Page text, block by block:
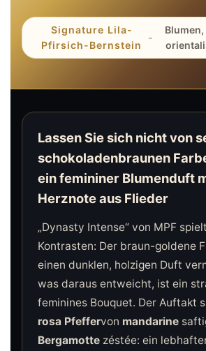
Signature Lila-
Pfirsich-Bernstein
-
Lassen Sie sich nicht von
schokoladenbraunen
ein femininer Blumenduft
Herznote aus Flieder
„Dynasty Intense“ von MPF
Kontrasten: Der braun-goldene
einen dunklen, holzigen Duft
was daraus entweicht, ist ein
feminines Bouquet. Der Auftakt
rosa Pfeffervon mandarine
Bergamottezéstée: ein